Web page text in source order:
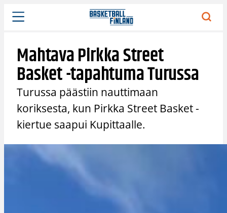
Siirry
sisältöön
Mahtava Pirkka Street
Basket -tapahtuma Turussa
Turussa päästiin nauttimaan
koriksesta, kun Pirkka Street Basket -
kiertue saapui Kupittaalle.